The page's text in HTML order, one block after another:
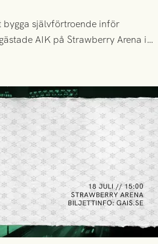
bygga självförtroende inför
AIK på Strawberry Arena i
hotande i första halvlek av